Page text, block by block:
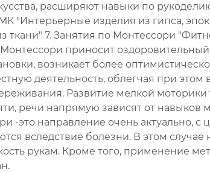
расширяют навыки по
"Интерьерные изделия из гипса,
ткани" 7. Занятия по Монтессори
приносит
возникает более
деятельность, облегчая при
Развитие мелкой
речи напрямую зависят от
-это направление очень актуально,
вследствие болезни. В этом
рукам. Кроме того, применение